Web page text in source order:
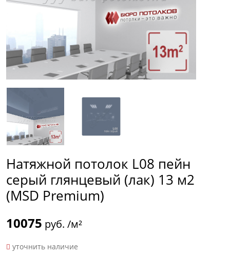
Натяжной потолок L08 пейн
серый глянцевый (лак) 13 м2
(MSD Premium)
10075 руб. /м²
уточнить наличие